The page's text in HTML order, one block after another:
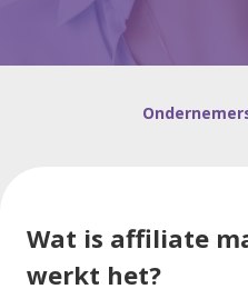
Wat is affiliate
werkt het?